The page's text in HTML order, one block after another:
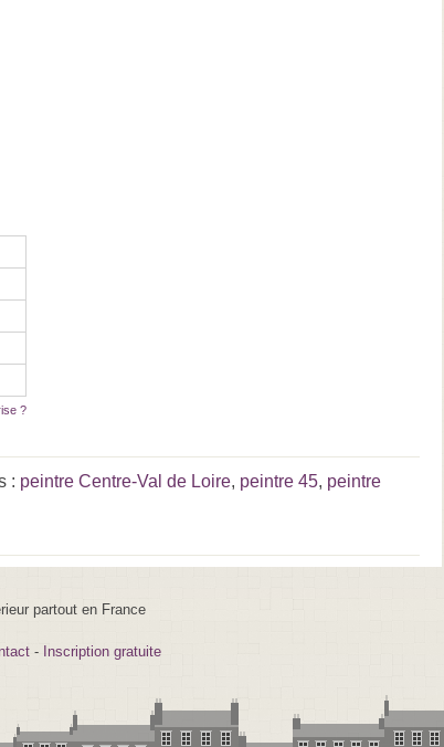
?
: peintre Centre-Val de Loire, peintre 45, peintre
partout en France
- Inscription gratuite